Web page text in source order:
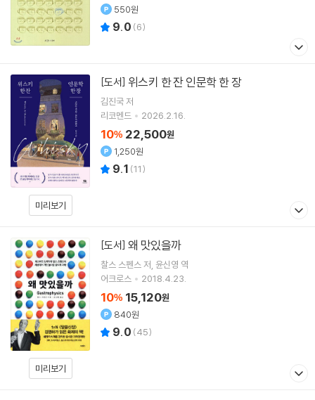
550원
9.0 (6)
미리보기
[도서] 위스키 한 잔 인문학 한 장
김진국저
리코멘드
2026.2.16.
10% 22,500원
1,250원
9.1 (11)
미리보기
[도서] 왜 맛있을까
찰스 스펜스 저 윤신영 역
어크로스
2018.4.23.
10% 15,120원
840원
9.0 (45)